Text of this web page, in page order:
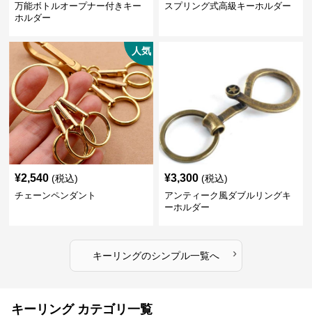
万能ボトルオープナー付きキー
ホルダー
スプリング式高級キーホルダー
人気
¥2,540 (税込)
チェーンペンダント
¥3,300 (税込)
アンティーク風ダブルリングキ
ーホルダー
キーリングのシンプル一覧へ ›
キーリング カテゴリ一覧